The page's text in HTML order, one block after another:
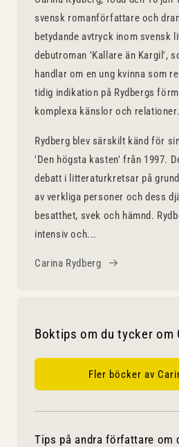
svensk romanförfattare och
betydande avtryck inom svensk
debutroman 'Kallare än Kargil',
handlar om en ung kvinna som
tidig indikation på Rydbergs
komplexa känslor och relationer.
Rydberg blev särskilt känd för
'Den högsta kasten' från 1997.
debatt i litteraturkretsar på
av verkliga personer och dess
besatthet, svek och hämnd.
intensiv och...
Carina Rydberg
Boktips om du tycker om
Fler böcker av
Tips på andra författare